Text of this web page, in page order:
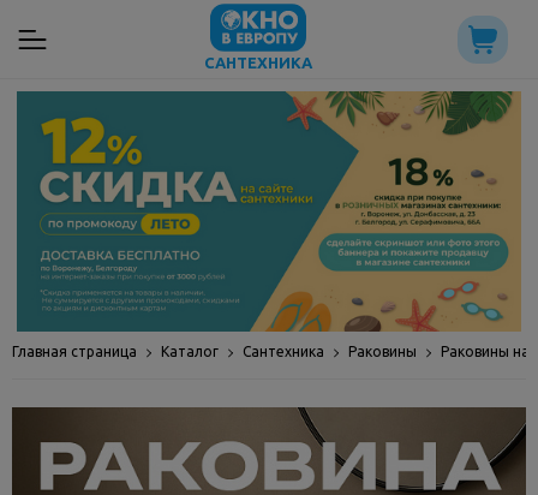
САНТЕХНИКА
Главная страница Каталог Сантехника Раковины Раковины